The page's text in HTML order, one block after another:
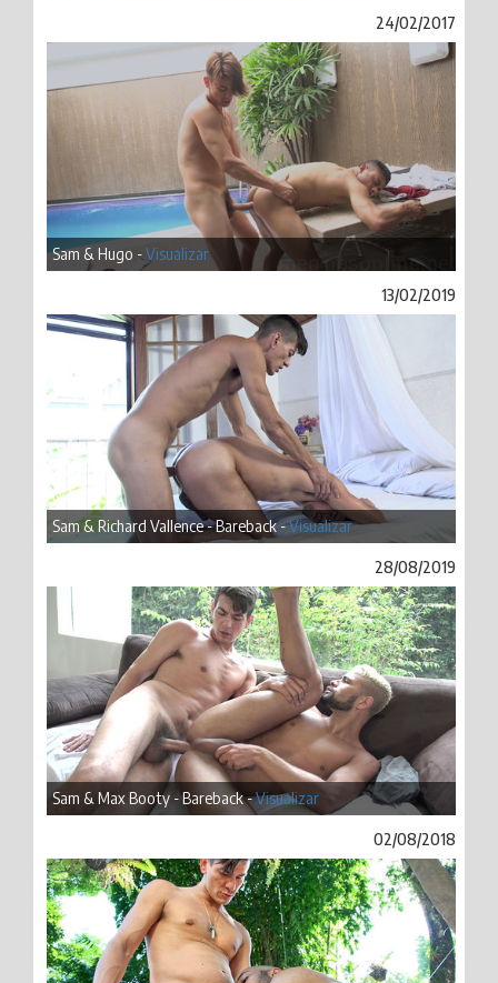
24/02/2017
Sam & Hugo -Visualizar
13/02/2019
Sam & Richard Vallence - Bareback -Visualizar
28/08/2019
Sam & Max Booty - Bareback -Visualizar
02/08/2018